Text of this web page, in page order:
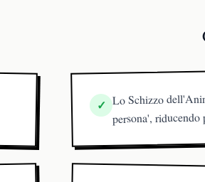
✓ Lo Schizzo
persona', riducendo